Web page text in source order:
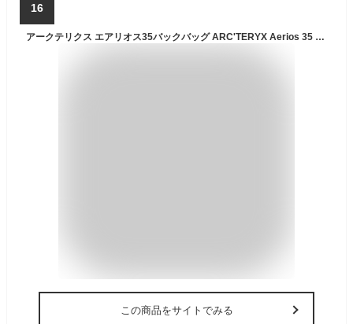
16
アークテリクス エアリオス35バックバッグ ARC'TERYX Aerios 35 Backpack カバン リュック デイバッグ ハイキング 登山 arcteryx おしゃれ キャンプ アウトドア
この商品をサイトでみる